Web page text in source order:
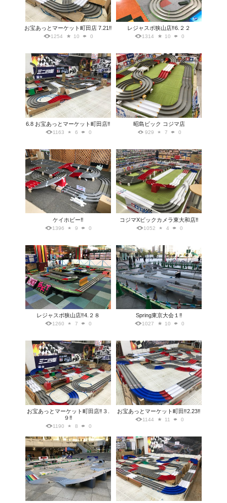
お宝あっとマーケット町田店 7.21‼️
1254 10 0
レジャスポ狭山店‼️6.２２
1314 10 0
6.8 お宝あっとマーケット町田店‼️
1163 6 0
昭島ビック コジマ店
929 7 0
ケイホビー‼️
1396 9 0
コジマXビックカメラ東大和店‼️
1052 4 0
レジャスポ狭山店‼️4.２８
1260 7 0
Spring東京大会１‼️
1027 10 0
お宝あっとマーケット町田店‼️３.
９‼️
1190 8 0
お宝あっとマーケット町田‼️2.23‼️
1144 11 0